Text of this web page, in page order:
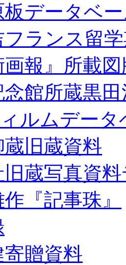
板データベ
フランス留
画報』所載
館所蔵黒
ルムデータ
旧蔵資料
旧蔵写真資
『記事珠』
寄贈資料